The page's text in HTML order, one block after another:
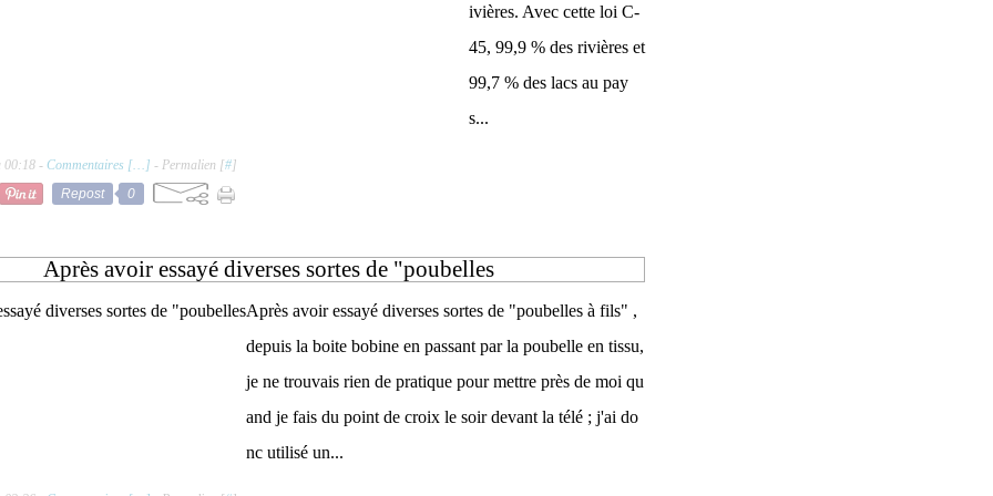
ivières. Avec cette loi C-
45, 99,9 % des rivières et
99,7 % des lacs au pay
s...
00:18 - Commentaires [… ] - Permalien [#]
Repost
0
Après avoir essayé diverses sortes de "poubelles
Après avoir essayé diverses sortes de "poubelles à fils" ,
depuis la boite bobine en passant par la poubelle en tissu,
je ne trouvais rien de pratique pour mettre près de moi qu
and je fais du point de croix le soir devant la télé ; j'ai do
nc utilisé un...